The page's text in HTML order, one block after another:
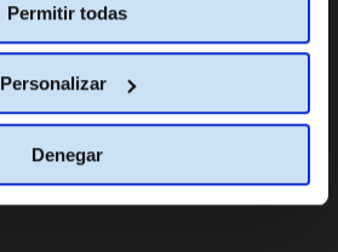
Permitir todas
Personalizar
Denegar
Línea de Denuncia
Informe PCbCR